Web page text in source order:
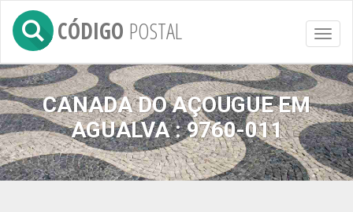
Toggle
CÓDIGO POSTAL
CANADA DO AÇOUGUE EM
AGUALVA : 9760-011